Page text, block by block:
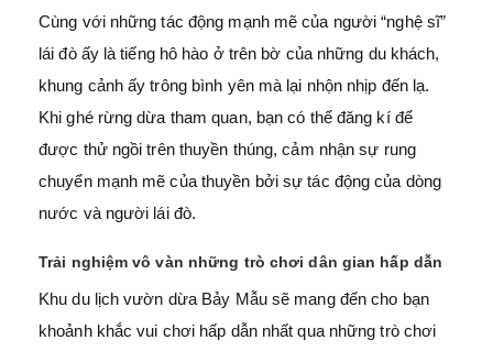
Cùng với những tác động mạnh mẽ của người “nghệ sĩ”
lái đò ấy là tiếng hô hào ở trên bờ của những du khách,
khung cảnh ấy trông bình yên mà lại nhộn nhịp đến lạ.
Khi ghé rừng dừa tham quan, bạn có thể đăng kí để
được thử ngồi trên thuyền thúng, cảm nhận sự rung
chuyển mạnh mẽ của thuyền bởi sự tác động của dòng
nước và người lái đò.
Trải nghiệm vô vàn những trò chơi dân gian hấp dẫn
Khu du lịch vườn dừa Bảy Mẫu sẽ mang đến cho bạn
khoảnh khắc vui chơi hấp dẫn nhất qua những trò chơi